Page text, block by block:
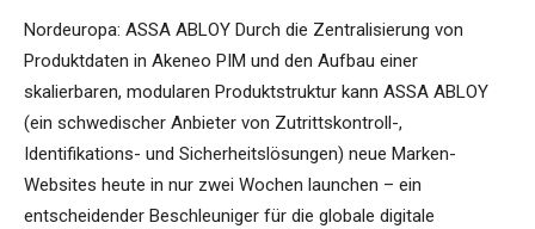
Nordeuropa: ASSA ABLOY Durch die Zentralisierung von
Produktdaten in Akeneo PIM und den Aufbau einer
skalierbaren, modularen Produktstruktur kann ASSA ABLOY
(ein schwedischer Anbieter von Zutrittskontroll-,
Identifikations- und Sicherheitslösungen) neue Marken-
Websites heute in nur zwei Wochen launchen – ein
entscheidender Beschleuniger für die globale digitale